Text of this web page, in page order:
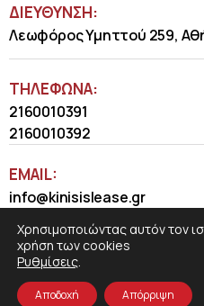
ΔΙΕΥΘΥΝΣΗ:
Λεωφόρος Υμηττού 259,
ΤΗΛΈΦΩΝΑ:
2160010391
2160010392
EMAIL:
info@kinisislease.gr
Χρησιμοποιώντας αυτόν τον
χρήση των cookies
Ρυθμίσεις.
Αποδοχή Απόρριψη